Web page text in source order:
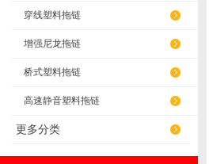
穿线塑料拖链
增强尼龙拖链
桥式塑料拖链
高速静音塑料拖链
更多分类